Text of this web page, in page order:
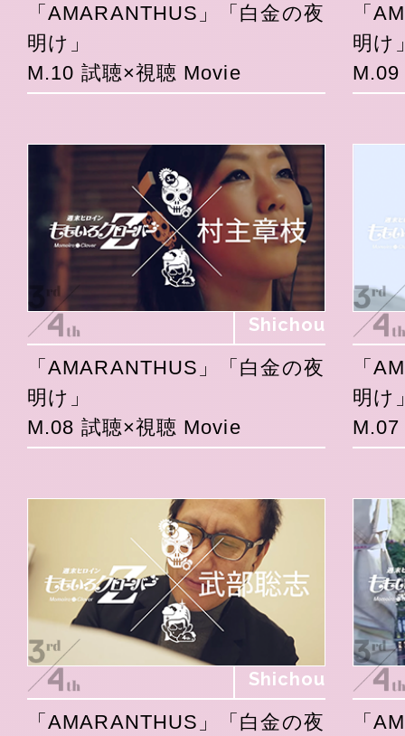
「AMARANTHUS」「白金の夜
明け」
M.10 試聴×視聴 Movie
「
明け
Shichou
「AMARANTHUS」「白金の夜
明け」
M.08 試聴×視聴 Movie
「
明け
Shichou
「AMARANTHUS」「白金の夜
「